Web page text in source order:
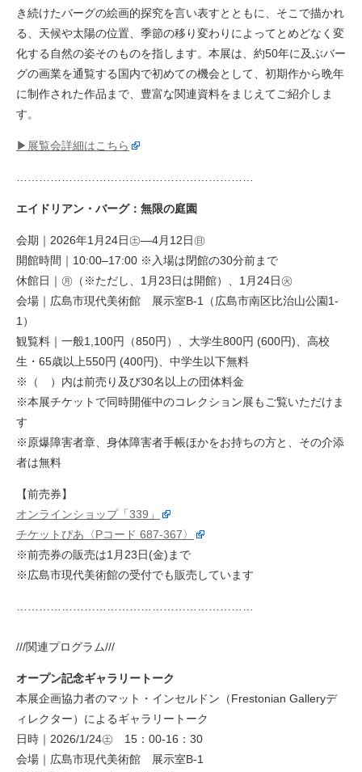
き続けたバーグの絵画的探究を言い表すとともに、そこで描かれ
る、天候や太陽の位置、季節の移り変わりによってとめどなく変
化する自然の姿そのものを指します。本展は、約50年に及ぶバー
グの画業を通覧する国内で初めての機会として、初期作から晩年
に制作された作品まで、豊富な関連資料をまじえてご紹介しま
す。
▶展覧会詳細はこちら
エイドリアン・バーグ：無限の庭園
会期｜2026年1月24日㊏—4月12日㊐
開館時間｜10:00–17:00 ※入場は閉館の30分前まで
休館日｜㊊（※ただし、1月23日は開館）、1月24日㊋
会場｜広島市現代美術館 展示室B-1（広島市南区比治山公園1-
1）
観覧料｜一般1,100円（850円）、大学生800円 (600円)、高校
生・65歳以上550円 (400円)、中学生以下無料
※（ ）内は前売り及び30名以上の団体料金
※本展チケットで同時開催中のコレクション展もご覧いただけま
す
※原爆障害者章、身体障害者手帳ほかをお持ちの方と、その介添
者は無料
【前売券】
オンラインショップ「339」
チケットぴあ〈Pコード 687-367〉
※前売券の販売は1月23日(金)まで
※広島市現代美術館の受付でも販売しています
///関連プログラム///
オープン記念ギャラリートーク
本展企画協力者のマット・インセルドン（Frestonian Galleryデ
ィレクター）によるギャラリートーク
日時｜2026/1/24㊏ 15：00-16：30
会場｜広島市現代美術館 展示室B-1